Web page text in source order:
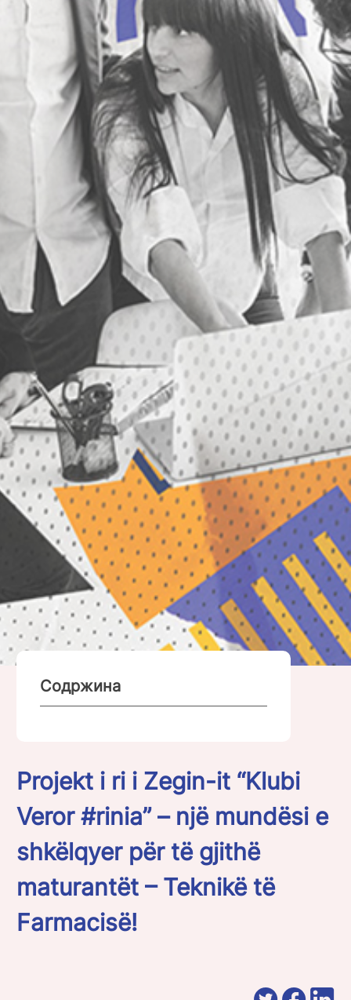
Содржина
Projekt i ri i Zegin-it “Klubi
Veror #rinia” – një mundësi e
shkëlqyer për të gjithë
maturantët – Teknikë të
Farmacisë!